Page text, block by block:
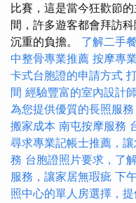
比賽，這是當今狂歡節
間，許多遊客都會拜訪
沉重的負擔。 了解二手
中整骨專業推薦 按摩專
卡式台胞證的申請方式
間 經驗豐富的室內設計
為您提供優質的長照服務
搬家成本 南屯按摩服務
尋求專業記帳士推薦，
務 台胞證照片要求，了
服務，讓家居無瑕疵 下
照中心的單人房選擇，